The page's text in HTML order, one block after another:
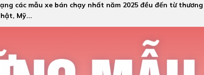
các mẫu xe bán chạy nhất năm 2025 đều đến từ
Mỹ...